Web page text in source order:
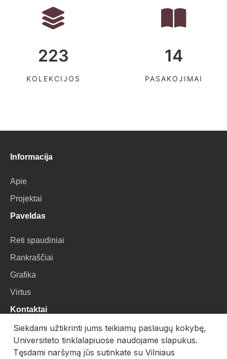
223
KOLEKCIJOS
14
PASAKOJIMAI
Informacija
Apie
Projektai
Paveldas
Reti spaudiniai
Rankraščiai
Grafika
Virtus
Kontaktai
VU Biblioteka
Universiteto g. 3, LT-01122, Vilnius
Siekdami užtikrinti jums teikiamų paslaugų kokybę,
Universiteto tinklalapiuose naudojame slapukus.
Tęsdami naršymą jūs sutinkate su Vilniaus